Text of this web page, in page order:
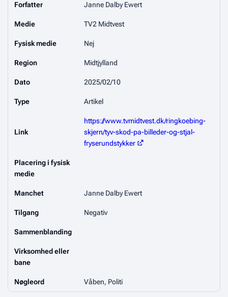
Forfatter Janne Dalby Ewert
Medie TV2 Midtvest
Fysisk medie Nej
Region Midtjylland
Dato 2025/02/10
Type Artikel
Link
https://www.tvmidtvest.dk/ringkoebing-
skjern/tyv-skod-pa-billeder-og-stjal-
fryserundstykker
Placering i fysisk
medie
Manchet Janne Dalby Ewert
Tilgang Negativ
Sammenblanding
Virksomhed eller
bane
Nøgleord Våben, Politi